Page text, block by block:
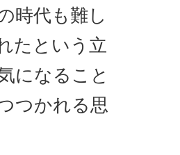
時代も難し
たという立
になること
つかれる思